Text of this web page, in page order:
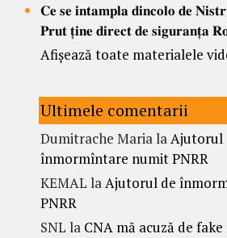
𝐂𝐞 𝐬𝐞 𝐢𝐧𝐭𝐚𝐦𝐩𝐥𝐚 𝐝𝐢𝐧𝐜𝐨𝐥𝐨 𝐝𝐞
𝐏𝐫𝐮𝐭 𝐭̦𝐢𝐧𝐞 𝐝𝐢𝐫𝐞𝐜𝐭 𝐝𝐞 𝐬𝐢𝐠𝐮𝐫𝐚𝐧𝐭̦𝐚
Afișează toate materialele
Ultimele comentarii
Dumitrache MarialaAjutorul
înmormîntare numit PNRR
KEMAL laAjutorul de
PNRR
SNL la CNA mă acuză de fake